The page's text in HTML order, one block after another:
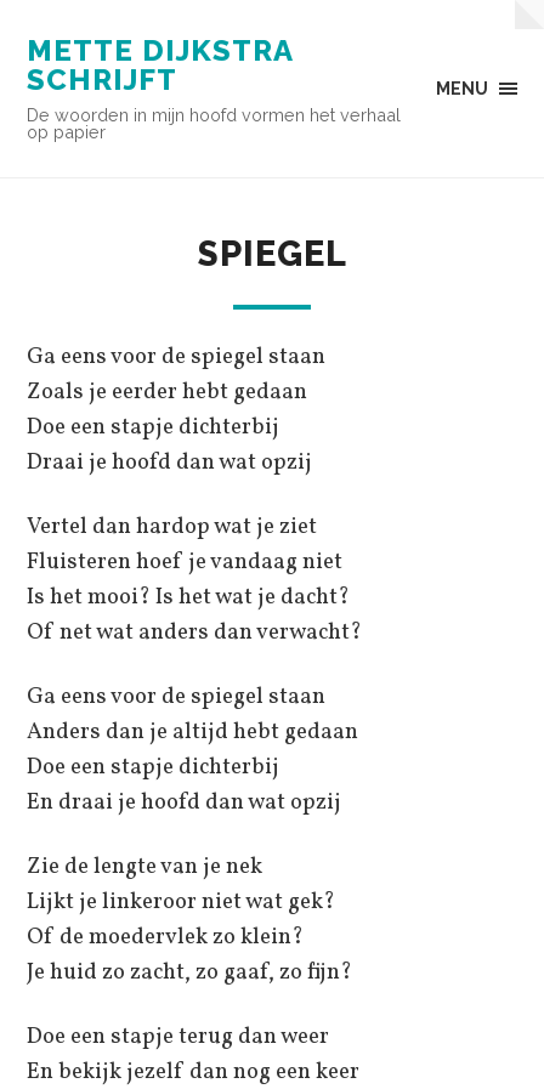
METTE DIJKSTRA
SCHRIJFT
De woorden in mijn hoofd vormen het verhaal
op papier
MENU
SPIEGEL
Ga eens voor de spiegel staan
Zoals je eerder hebt gedaan
Doe een stapje dichterbij
Draai je hoofd dan wat opzij
Vertel dan hardop wat je ziet
Fluisteren hoef je vandaag niet
Is het mooi? Is het wat je dacht?
Of net wat anders dan verwacht?
Ga eens voor de spiegel staan
Anders dan je altijd hebt gedaan
Doe een stapje dichterbij
En draai je hoofd dan wat opzij
Zie de lengte van je nek
Lijkt je linkeroor niet wat gek?
Of de moedervlek zo klein?
Je huid zo zacht, zo gaaf, zo fijn?
Doe een stapje terug dan weer
En bekijk jezelf dan nog een keer